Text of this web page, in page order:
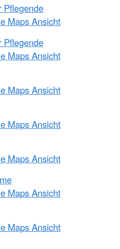
Pflegende
Maps Ansicht
Pflegende
Maps Ansicht
Maps Ansicht
Maps Ansicht
Maps Ansicht
Maps Ansicht
Maps Ansicht